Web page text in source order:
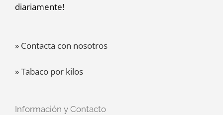
diariamente!
» Contacta con nosotros
» Tabaco por kilos
Información y Contacto